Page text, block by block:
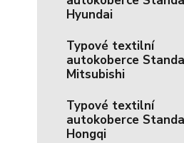
Hyundai
Typové textilní
autokoberce
Mitsubishi
Typové textilní
autokoberce
Hongqi